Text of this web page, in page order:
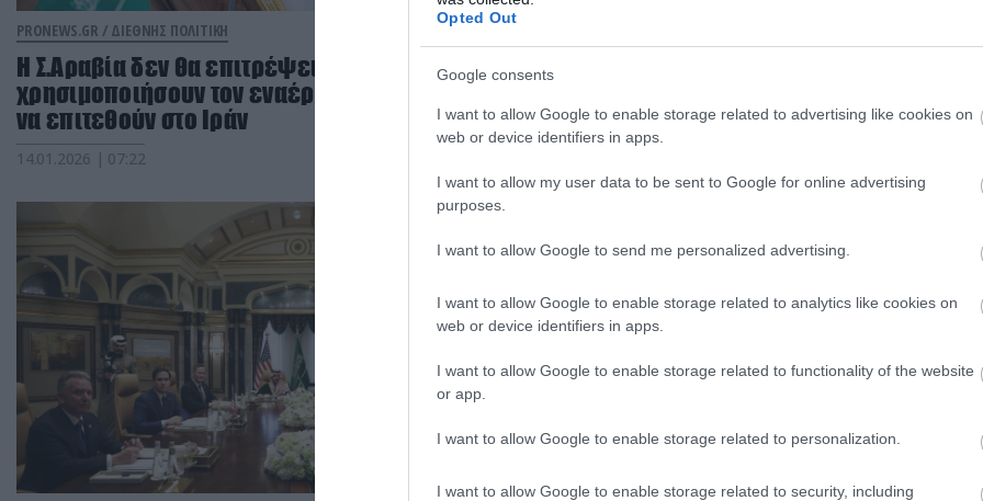
Opted Out
Google consents
I want to allow Google to enable storage related to advertising like cookies on
web or device identifiers in apps.
I want to allow my user data to be sent to Google for online advertising
purposes.
I want to allow Google to send me personalized advertising.
I want to allow Google to enable storage related to analytics like cookies on
web or device identifiers in apps.
I want to allow Google to enable storage related to functionality of the website
or app.
I want to allow Google to enable storage related to personalization.
I want to allow Google to enable storage related to security, including
PRONEWS.GR / ΔΙΕΘΝΗΣ ΠΟΛΙΤΙΚΗ
Η Σ.Αραβία δεν θα επιτρέψει στις ΗΠΑ να
χρησιμοποιήσουν τον εναέριο χώρο της για
να επιτεθούν στο Ιράν
14.01.2026 | 07:22
03.01.2026 | 09:16